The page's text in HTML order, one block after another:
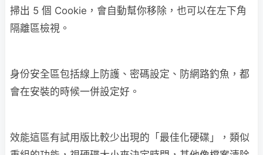
掃出 5 個 Cookie，會自動幫你移除，也可以在左下角
隔離區檢視。
身份安全區包括線上防護、密碼設定、防網路釣魚，都
會在安裝的時候一併設定好。
效能這區有試用版比較少出現的「最佳化硬碟」，類似